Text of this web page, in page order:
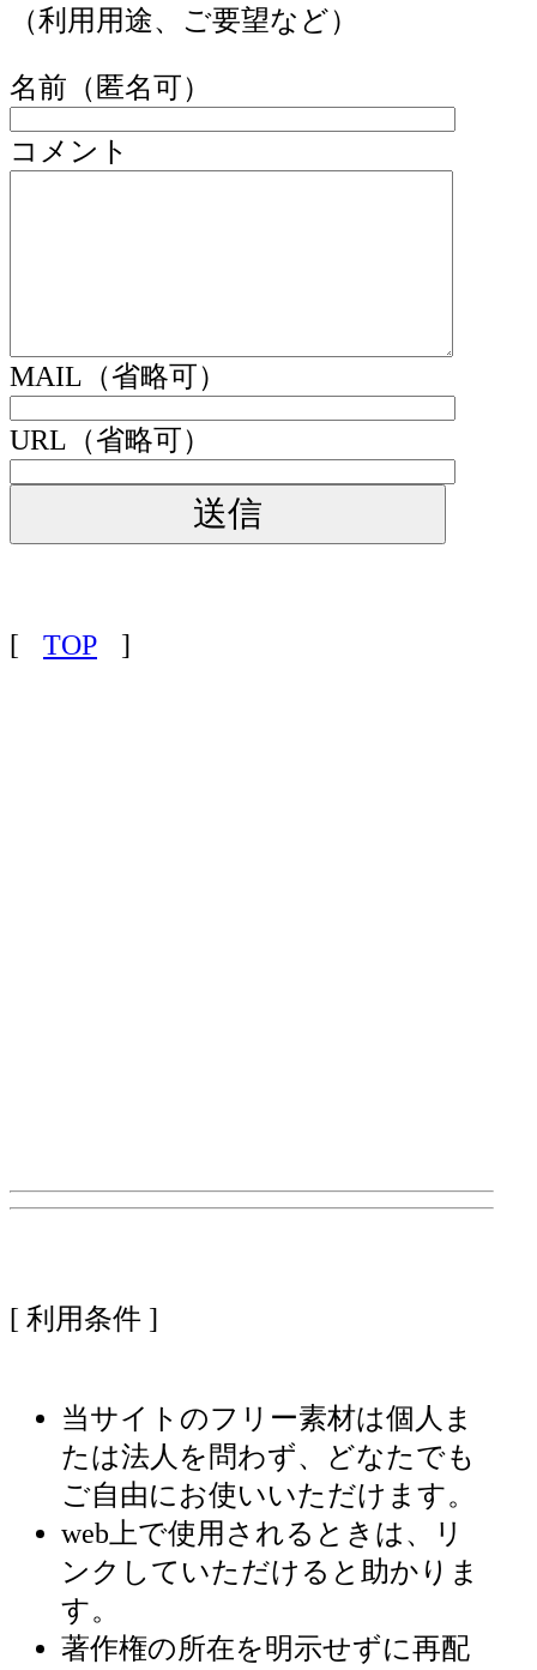
（利用用途、ご要望など）
名前（匿名可）
コメント
MAIL（省略可）
URL（省略可）
[ TOP ]
[ 利用条件 ]
当サイトのフリー素材は個人ま
たは法人を問わず、どなたでも
ご自由にお使いいただけます。
web上で使用されるときは、リ
ンクしていただけると助かりま
す。
著作権の所在を明示せずに再配